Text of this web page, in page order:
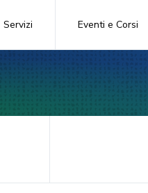
Servizi Eventi e Corsi